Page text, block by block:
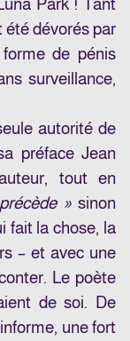
Park ! Tant
été dévorés par
de pénis
surveillance,
autorité de
préface Jean
tout en
»sinon
fait la chose, la
– et avec une
Le poète
de soi. De
une fort